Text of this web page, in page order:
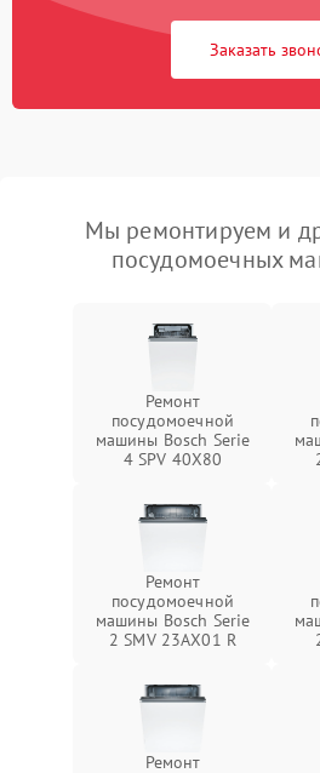
Заказать
Мы ремонтируем и
посудомоечных
Ремонт
посудомоечной
машины Bosch Serie
4 SPV 40X80
Ремонт
посудомоечной
машины Bosch Serie
2 SMV 23AX01 R
Ремонт